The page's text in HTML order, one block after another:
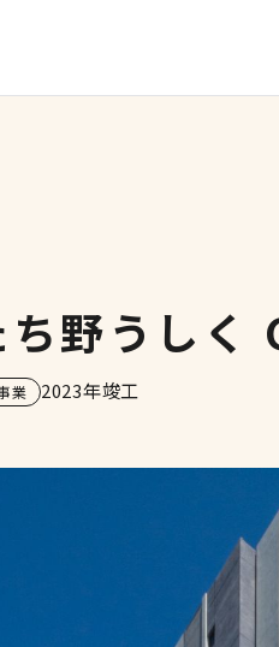
野うしく
業 2023年竣工